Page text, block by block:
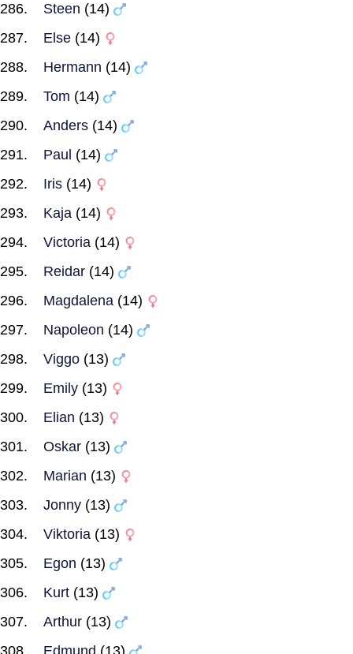
Steen (14)
Else (14)
Hermann (14)
Tom (14)
Anders (14)
Paul (14)
Iris (14)
Kaja (14)
Victoria (14)
Reidar (14)
Magdalena (14)
Napoleon (14)
Viggo (13)
Emily (13)
Elian (13)
Oskar (13)
Marian (13)
Jonny (13)
Viktoria (13)
Egon (13)
Kurt (13)
Arthur (13)
Edmund (13)